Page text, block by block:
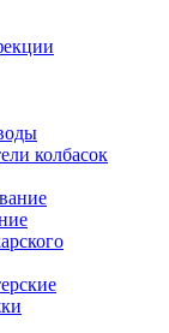
колбасок